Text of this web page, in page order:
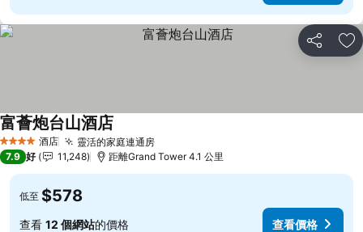
分享 放
4 星級 酒店 靈活的家庭連通房
富薈炮台山酒店
7.9 好 11,248 距離Grand Tower 4.1 公里
低至 $578
查看 12 個網站的價格 查看價格